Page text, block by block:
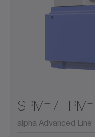
SPM+ / TPM+
alpha Advanced Line